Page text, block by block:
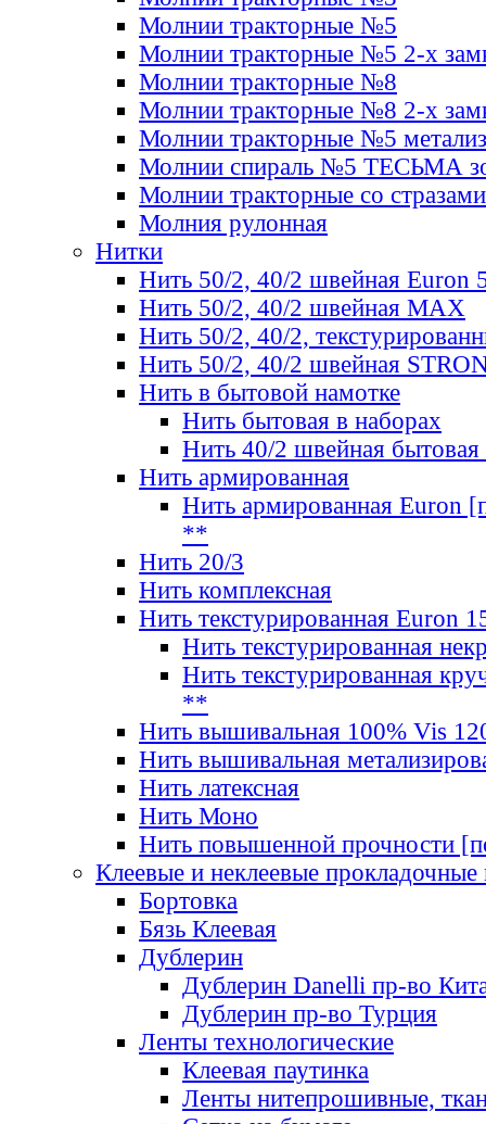
Молнии тракторные №5
Молнии тракторные №5 2-х
Молнии тракторные №8
Молнии тракторные №8 2-х
Молнии тракторные №5
Молнии спираль №5 ТЕСЬМА
Молнии тракторные со стразами
Молния рулонная
Нитки
Нить 50/2, 40/2 швейная Euron
Нить 50/2, 40/2 швейная МАХ
Нить 50/2, 40/2,
Нить 50/2, 40/2 швейная
Нить в бытовой намотке
Нить бытовая в наборах
Нить 40/2 швейная бытовая
Нить армированная
Нить армированная Euron
**
Нить 20/3
Нить комплексная
Нить текстурированная Euron
Нить текстурированная
Нить текстурированная
**
Нить вышивальная 100% Vis
Нить вышивальная
Нить латексная
Нить Моно
Нить повышенной прочности
Клеевые и неклеевые прокладочные
Бортовка
Бязь Клеевая
Дублерин
Дублерин Danelli пр-во
Дублерин пр-во Турция
Ленты технологические
Клеевая паутинка
Ленты нитепрошивные,